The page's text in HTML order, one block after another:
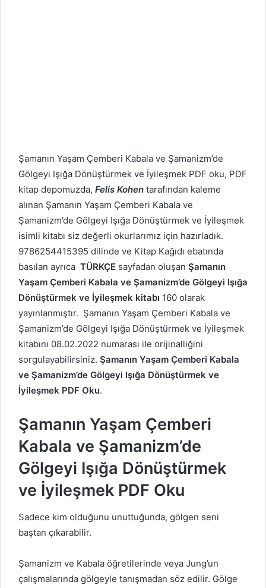
Şamanın Yaşam Çemberi Kabala ve Şamanizm’de
Gölgeyi Işığa Dönüştürmek ve İyileşmek PDF oku, PDF
kitap depomuzda, Felis Kohen tarafından kaleme
alınan Şamanın Yaşam Çemberi Kabala ve
Şamanizm’de Gölgeyi Işığa Dönüştürmek ve İyileşmek
isimli kitabı siz değerli okurlarımız için hazırladık.
9786254415395 dilinde ve Kitap Kağıdı ebatında
basılan ayrıca TÜRKÇE sayfadan oluşan Şamanın
Yaşam Çemberi Kabala ve Şamanizm’de Gölgeyi Işığa
Dönüştürmek ve İyileşmek kitabı 160 olarak
yayınlanmıştır. Şamanın Yaşam Çemberi Kabala ve
Şamanizm’de Gölgeyi Işığa Dönüştürmek ve İyileşmek
kitabını 08.02.2022 numarası ile orijinalliğini
sorgulayabilirsiniz. Şamanın Yaşam Çemberi Kabala
ve Şamanizm’de Gölgeyi Işığa Dönüştürmek ve
İyileşmek PDF Oku.
Şamanın Yaşam Çemberi
Kabala ve Şamanizm’de
Gölgeyi Işığa Dönüştürmek
ve İyileşmek PDF Oku
Sadece kim olduğunu unuttuğunda, gölgen seni
baştan çıkarabilir.
Şamanizm ve Kabala öğretilerinde veya Jung’un
çalışmalarında gölgeyle tanışmadan söz edilir. Gölge